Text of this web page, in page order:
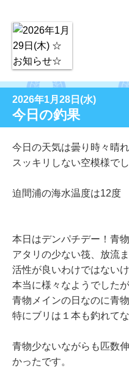
2026年1月28日(水)
今日の釣果
今日の天気は曇り時々晴れ
スッキリしない空模様でし
迫間浦の海水温度は12度
本日はデンパチデー！青
アタリの少ない筏、放流
活性が良いわけではない
本当に様々なようでしたが
青物メインの日なのに青
特にブリは１本も釣れて
青物少ないながらも匹数
かったです。